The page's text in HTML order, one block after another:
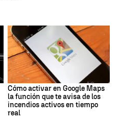
Cómo activar en Google Maps
la función que te avisa de los
incendios activos en tiempo
real